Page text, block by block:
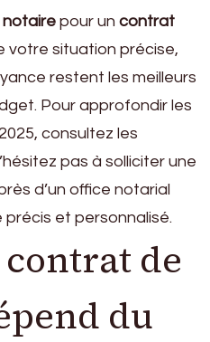
pour un contrat
votre situation précise,
restent les meilleurs
Pour approfondir les
consultez les
pas à solliciter une
d’un office notarial
et personnalisé.
de
du